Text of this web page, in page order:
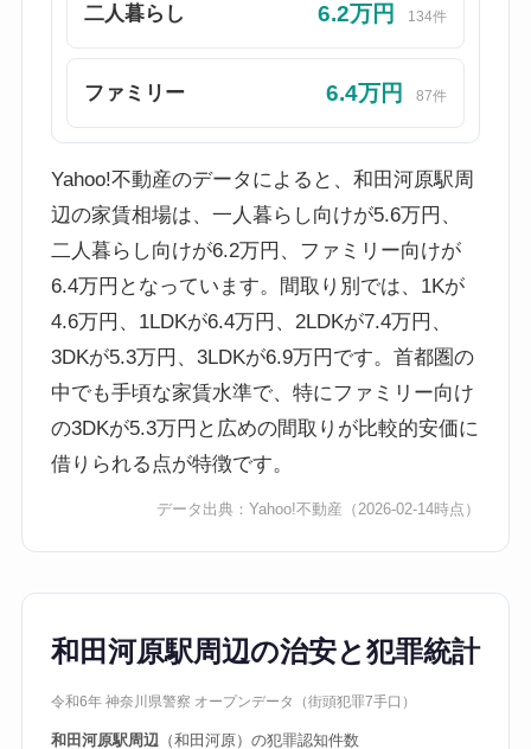
二人暮らし 6.2万円 134件
ファミリー 6.4万円 87件
Yahoo!不動産のデータによると、和田河原駅周
辺の家賃相場は、一人暮らし向けが5.6万円、
二人暮らし向けが6.2万円、ファミリー向けが
6.4万円となっています。間取り別では、1Kが
4.6万円、1LDKが6.4万円、2LDKが7.4万円、
3DKが5.3万円、3LDKが6.9万円です。首都圏の
中でも手頃な家賃水準で、特にファミリー向け
の3DKが5.3万円と広めの間取りが比較的安価に
借りられる点が特徴です。
データ出典：Yahoo!不動産 （2026-02-14時点）
和田河原駅周辺の治安と犯罪統計
令和6年 神奈川県警察 オープンデータ（街頭犯罪7手口）
和田河原駅周辺（和田河原）の犯罪認知件数